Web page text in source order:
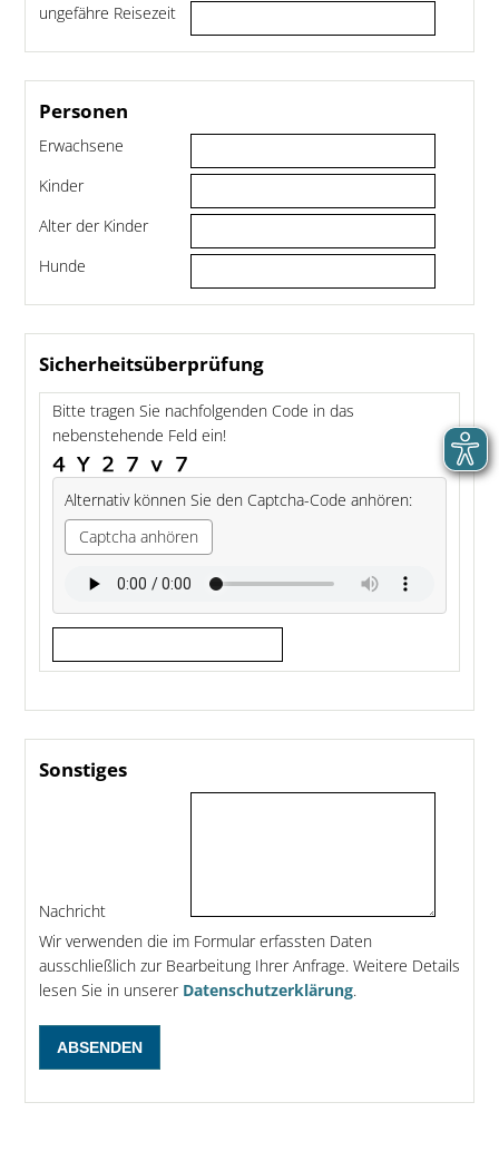
ungefähre Reisezeit
Personen
Erwachsene
Kinder
Alter der Kinder
Hunde
Sicherheitsüberprüfung
Bitte tragen Sie nachfolgenden Code in das
nebenstehende Feld ein!
Alternativ können Sie den Captcha-Code anhören:
Captcha anhören
Sonstiges
Nachricht
Wir verwenden die im Formular erfassten Daten
ausschließlich zur Bearbeitung Ihrer Anfrage. Weitere Details
lesen Sie in unserer Datenschutzerklärung.